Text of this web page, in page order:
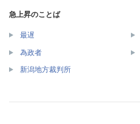
急上昇のことば
最遅
為政者
新潟地方裁判所